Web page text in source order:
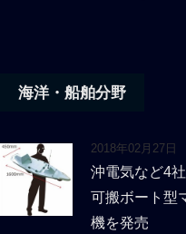
海洋・船舶分野
2018年02月27日
沖電気など4
可搬ボート型
機を発売